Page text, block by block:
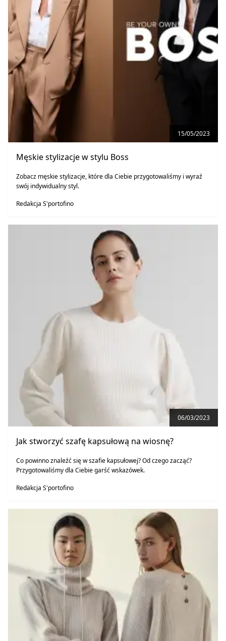
15/05/2023
Męskie stylizacje w stylu Boss
Zobacz męskie stylizacje, które dla Ciebie przygotowaliśmy i wyraź
swój indywidualny styl.
Redakcja S'portofino
06/03/2023
Jak stworzyć szafę kapsułową na wiosnę?
Co powinno znaleźć się w szafie kapsułowej? Od czego zacząć?
Przygotowaliśmy dla Ciebie garść wskazówek.
Redakcja S'portofino